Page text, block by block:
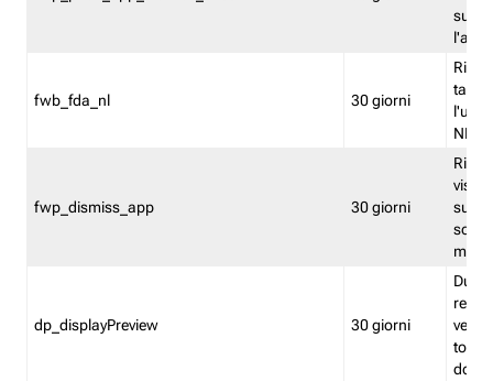
fwb_fda_nl 30 giorni
NL
fwp_dismiss_app 30 giorni
visto
dp_displayPreview 30 giorni
torna
dopo